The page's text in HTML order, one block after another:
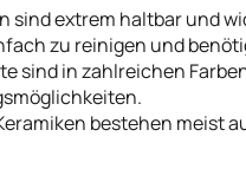
sind extrem haltbar und
zu reinigen und
sind in zahlreichen
bestehen meist